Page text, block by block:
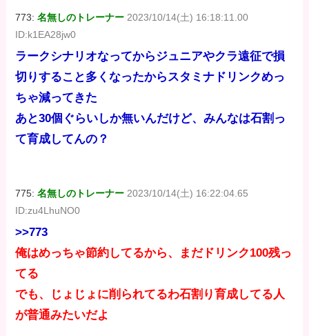
773:名無しのトレーナー 2023/10/14(土) 16:18:11.00
ID:k1EA28jw0
ラークシナリオなってからジュニアやクラ遠征で損
切りすること多くなったからスタミナドリンクめっ
ちゃ減ってきた
あと30個ぐらいしか無いんだけど、みんなは石割っ
て育成してんの？
775:名無しのトレーナー 2023/10/14(土) 16:22:04.65
ID:zu4LhuNO0
>>773
俺はめっちゃ節約してるから、まだドリンク100残っ
てる
でも、じょじょに削られてるわ石割り育成してる人
が普通みたいだよ